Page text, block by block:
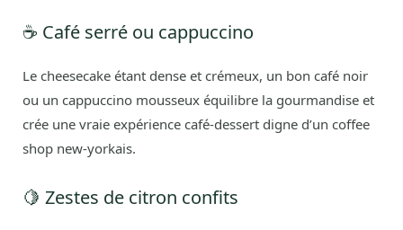
☕ Café serré ou cappuccino
Le cheesecake étant dense et crémeux, un bon café noir
ou un cappuccino mousseux équilibre la gourmandise et
crée une vraie expérience café-dessert digne d’un coffee
shop new-yorkais.
🍋 Zestes de citron confits